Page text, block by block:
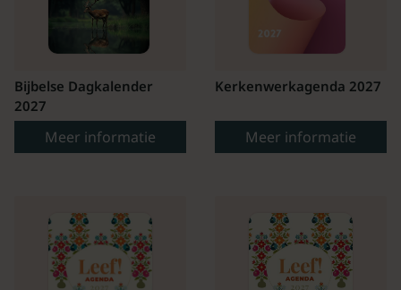
Bijbelse Dagkalender
2027
Meer informatie
Kerkenwerkagenda 2027
Meer informatie